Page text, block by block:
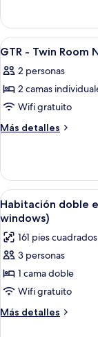
Window
Studio
without
Window
Abrir
todas
las
fotos
de
GTR
Room
No
Window
7
GTR - Twin Room
2 personas
2 camas
Wifi gratuito
Más detalles
Más
-
Twin
Room
No
Abrir
todas
las
fotos
de
Habitación
doble
estándar,
8
Habitación doble
windows)
161 pies cuadrados
3 personas
1 cama doble
Wifi gratuito
Más detalles
Más